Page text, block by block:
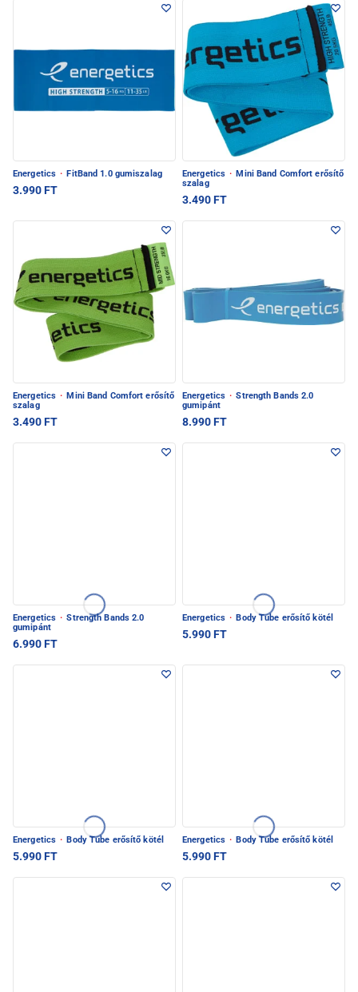
Energetics · FitBand 1.0 gumiszalag
3.990 FT
Energetics · Mini Band Comfort erősítő
szalag
3.490 FT
Energetics · Mini Band Comfort erősítő
szalag
3.490 FT
Energetics · Strength Bands 2.0
gumipánt
8.990 FT
Energetics · Strength Bands 2.0
gumipánt
6.990 FT
Energetics · Body Tube erősítő kötél
5.990 FT
Energetics · Body Tube erősítő kötél
5.990 FT
Energetics · Body Tube erősítő kötél
5.990 FT